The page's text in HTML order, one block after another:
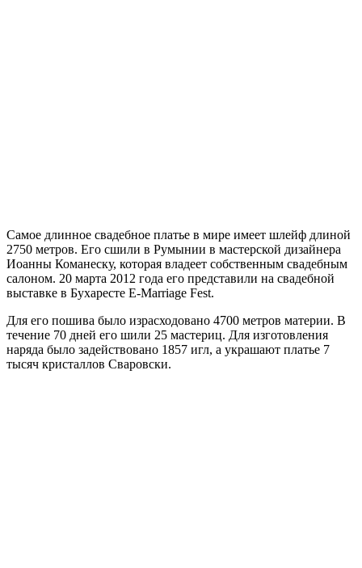
Самое длинное свадебное платье в мире имеет шлейф длиной
2750 метров. Его сшили в Румынии в мастерской дизайнера
Иоанны Команеску, которая владеет собственным свадебным
салоном. 20 марта 2012 года его представили на свадебной
выставке в Бухаресте E-Marriage Fest.
Для его пошива было израсходовано 4700 метров материи. В
течение 70 дней его шили 25 мастериц. Для изготовления
наряда было задействовано 1857 игл, а украшают платье 7
тысяч кристаллов Сваровски.